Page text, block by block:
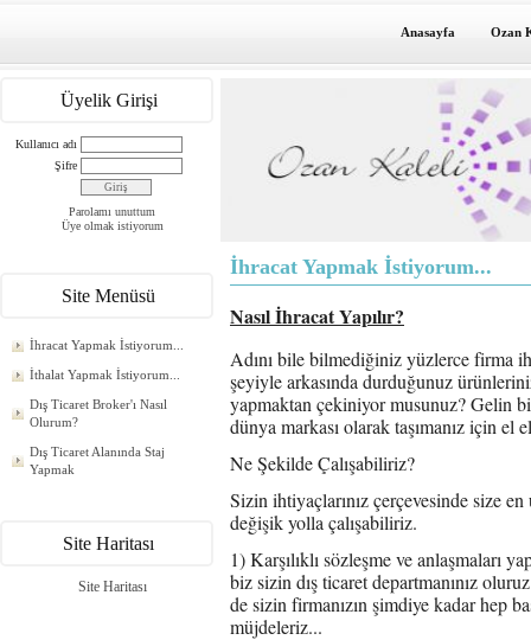
Anasayfa Ozan
Üyelik Girişi
Kullanıcı adı
Şifre
Parolamı unuttum
Üye olmak istiyorum
Site Menüsü
İhracat Yapmak İstiyorum...
İthalat Yapmak İstiyorum...
Dış Ticaret Broker'ı Nasıl
Olurum?
Dış Ticaret Alanında Staj
Yapmak
Site Haritası
Site Haritası
İhracat Yapmak İstiyorum...
Nasıl İhracat Yapılır?
Adını bile bilmediğiniz yüzlerce firma
şeyiyle arkasında durduğunuz
yapmaktan çekiniyor musunuz? Gelin
dünya markası olarak taşımanız için el
Ne Şekilde Çalışabiliriz?
Sizin ihtiyaçlarınız çerçevesinde size
değişik yolla çalışabiliriz.
1) Karşılıklı sözleşme ve anlaşmaları
biz sizin dış ticaret departmanınız
de sizin firmanızın şimdiye kadar hep
müjdeleriz...